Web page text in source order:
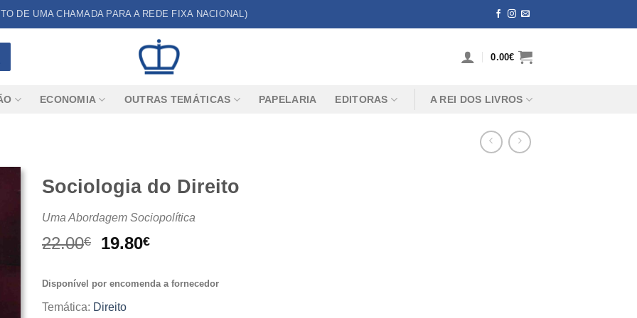
DE UMA CHAMADA PARA A REDE FIXA NACIONAL)
0.00€
ECONOMIA OUTRAS TEMÁTICAS PAPELARIA EDITORAS A REI DOS LIVROS
Sociologia do Direito
Uma Abordagem Sociopolítica
22.00€
O
original
era:
22.00€.
19.80€O
atual
é:
Disponível por encomenda a fornecedor
Temática: Direito